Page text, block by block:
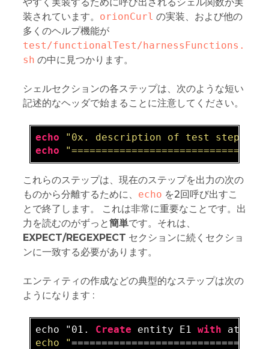
装されています。 orionCurl の実装、および他の
多くのヘルプ機能が
test/functionalTest/harnessFunctions.
sh の中に見つかります。
シェルセクションの各ステップは、次のような短い
記述的なヘッダで始まることに注意してください。
echo
"0x. description of test step 0x"
echo
"==============================="
これらのステップは、現在のステップを出力の次の
ものから分離するために、 echo を2回呼び出すこ
とで終了します。 これは非常に重要なことです。出
力を読むのがずっと簡単です。それは、
EXPECT/REGEXPECT セクションに続くセクショ
ンに一致する必要があります。
エンティティの作成などの典型的なステップは次の
ようになります :
echo "01. Create entity E1 with
echo "